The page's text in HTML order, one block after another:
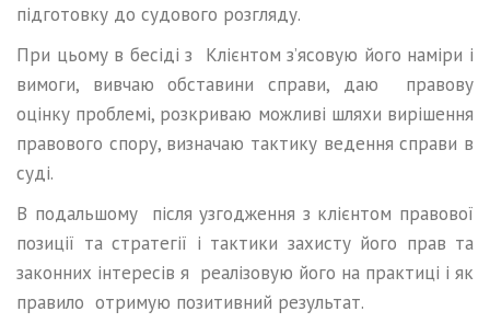
підготовку до судового розгляду.
При цьому в бесіді з Клієнтом з’ясовую його наміри і
вимоги, вивчаю обставини справи, даю правову
оцінку проблемі, розкриваю можливі шляхи вирішення
правового спору, визначаю тактику ведення справи в
суді.
В подальшому після узгодження з клієнтом правової
позиції та стратегії і тактики захисту його прав та
законних інтересів я реалізовую його на практиці і як
правило отримую позитивний результат.